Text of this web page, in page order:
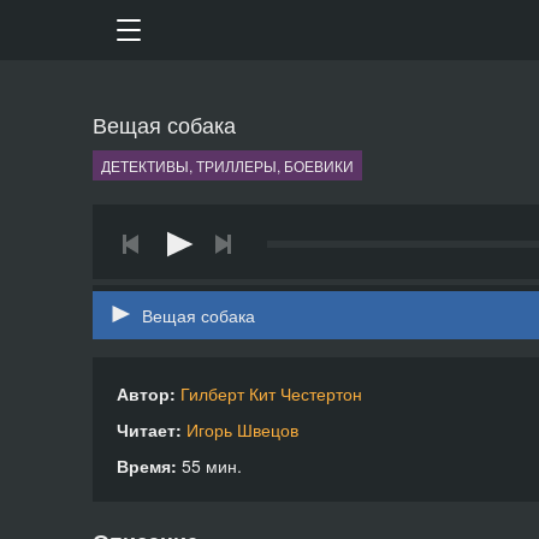
Вещая собака
ДЕТЕКТИВЫ, ТРИЛЛЕРЫ, БОЕВИКИ
Вещая собака
Автор: Гилберт Кит Честертон
Читает: Игорь Швецов
Время: 55 мин.